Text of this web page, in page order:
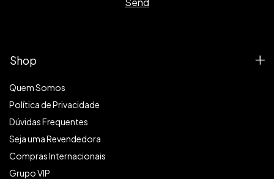
Shop
Quem Somos
Política de Privacidade
Dúvidas Frequentes
Seja uma Revendedora
Compras Internacionais
Grupo VIP